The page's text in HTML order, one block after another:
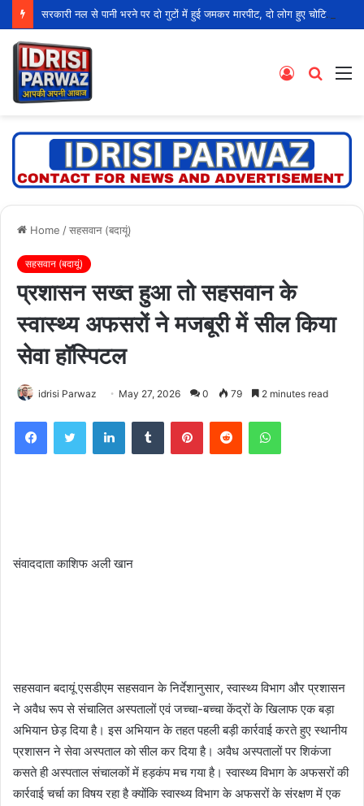
सरकारी नल से पानी भरने पर दो गुटों में हुई जमकर मारपीट, दो लोग हुए चोटिल
Search
Log
Home /सहसवान (बदायूं)
सहसवान (बदायूं)
प्रशासन सख्त हुआ तो सहसवान के
स्वास्थ्य अफसरों ने मजबूरी में सील किया
सेवा हॉस्पिटल
idrisi Parwaz May 27, 2026 0 79 2 minutes read
FacebookTwitter LinkedInTumblr PinterestReddit WhatsApp
संवाददाता काशिफ अली खान
सहसवान बदायूं एसडीएम सहसवान के निर्देशानुसार, स्वास्थ्य विभाग और प्रशासन
ने अवैध रूप से संचालित अस्पतालों एवं जच्चा-बच्चा केंद्रों के खिलाफ एक बड़ा
अभियान छेड़ दिया है। इस अभियान के तहत पहली बड़ी कार्रवाई करते हुए स्थानीय
प्रशासन ने सेवा अस्पताल को सील कर दिया है। अवैध अस्पतालों पर शिकंजा
कसते ही अस्पताल संचालकों में हड़कंप मच गया है। स्वास्थ्य विभाग के अफसरों की
कार्रवाई चर्चा का विषय रहा है क्योंकि स्वास्थ्य विभाग के अफसरों के संरक्षण में एक